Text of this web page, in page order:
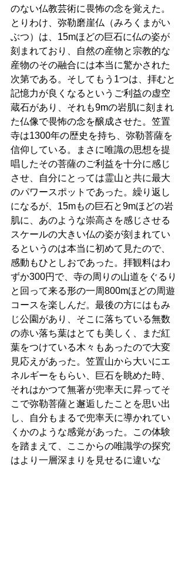
のない仏教芸術に畏怖の念を覚えた。
とりわけ、弥勒磨崖仏（みろくまがい
ぶつ）は、15mほどの巨石に仏の姿が
刻まれており、自然の産物と宗教的な
産物のその融合には本当に驚かされた
次第である。そしてもう1つは、拝むと
記憶力が良くなるというご利益の虚空
蔵石があり、それも9mの岩肌に刻まれ
た仏像で畏怖の念を醸成させた。笠置
寺は1300年の歴史を持ち、弥勒菩薩を
信仰している。まさに唯識の思想を提
唱したその菩薩のご利益を十分に感じ
させ、自分にとっては霊山と共に最大
のパワースポットであった。繰り返し
になるが、15mもの巨石と9mほどの岩
肌に、あのような崇高さを感じさせる
スケールの大きい仏の姿が刻まれてい
るというのは本当に初めて見たので、
感動もひとしおであった。拝観料はわ
ずか300円で、寺の周りの山道をぐるり
と回って来る形の一周800mほどの周遊
コースを楽しんだ。最後の方にはもみ
じ公園があり、そこに落ちている無数
の赤い落ち葉はとても美しく、まだ紅
葉をつけている木々もあったので大変
見応えがあった。笠置山から大いにエ
ネルギーをもらい、巨石を眺めた時、
それはかつて無著が兜率天に昇ってそ
こで弥勒菩薩と邂逅したことを思い出
し、自分もまるで兜率天に導かれてい
くかのような感覚があった。この体験
を踏まえて、ここからの唯識学の探究
はより一層深まりを見せるに違いな